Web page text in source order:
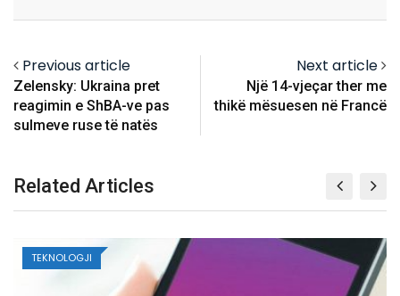
Previous article
Zelensky: Ukraina pret
reagimin e ShBA-ve pas
sulmeve ruse të natës
Next article
Një 14-vjeçar ther me
thikë mësuesen në Francë
Related Articles
TEKNOLOGJI